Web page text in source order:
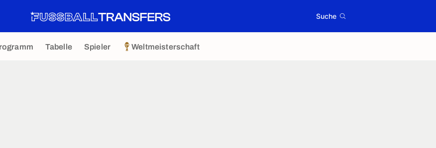
Suche
Tabelle Spieler Weltmeisterschaft